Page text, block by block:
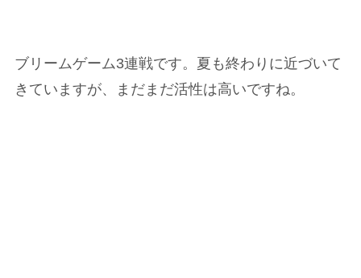
ブリームゲーム3連戦です。夏も終わりに近づいて
きていますが、まだまだ活性は高いですね。